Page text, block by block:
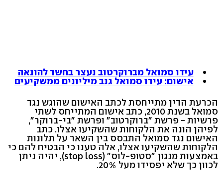
עידו סמואל מברוקרטוב נעצר בחשד להונאה
אישום: עידו סמואל גנב מיליונים ממשקיעים
הכרעת הדין מתייחסת לכתב האישום שהוגש נגד
סמואל בשנת 2010, כתב אישום המתייחס לשתי
פרשיות - פרשת "ברוקרטוב" ופרשת "בי-ברוקר",
לפיהן הונה את הלקוחות שהשקיעו אצלו. כתב
האישום נגד סמואל התבסס בין השאר על תלונות
הלקוחות שהשקיעו אצלו, אלה טענו כי הבטיח להם כי
באמצעות מנגון "סטופ-לוס" (stop loss), יהיה ניתן
לכוון כך שלא יפסידו מעל 20%.